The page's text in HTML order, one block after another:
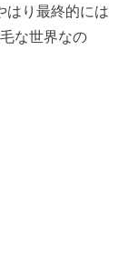
はり最終的には
な世界なの